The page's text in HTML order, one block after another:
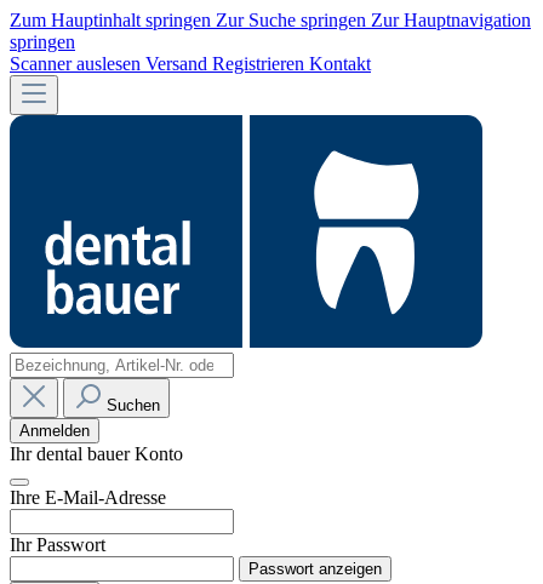
Zum Hauptinhalt springen Zur Suche springen Zur Hauptnavigation
springen
Scanner auslesen Versand Registrieren Kontakt
Suchen
Anmelden
Ihr dental bauer Konto
Ihre E-Mail-Adresse
Ihr Passwort
Passwort anzeigen